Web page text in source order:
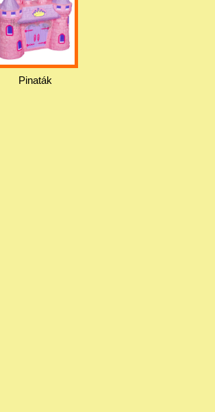
Pinaták